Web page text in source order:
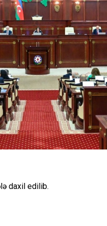
daxil edilib.